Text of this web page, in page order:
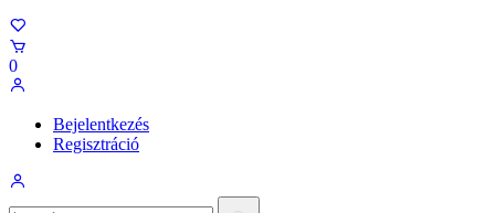
0
Bejelentkezés
Regisztráció